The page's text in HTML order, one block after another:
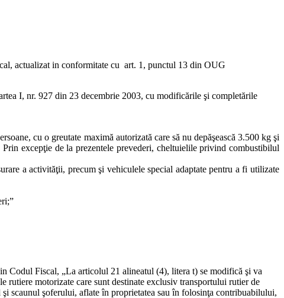
actualizat in conformitate cu art. 1, punctul 13 din OUG
I, nr. 927 din 23 decembrie 2003, cu modificările şi completările
cu o greutate maximă autorizată care să nu depăşească 3.500 kg şi
excepţie de la prezentele prevederi, cheltuielile privind combustibilul
a activităţii, precum şi vehiculele special adaptate pentru a fi utilizate
Codul Fiscal, „La articolul 21 alineatul (4), litera t) se modifică şi va
motorizate care sunt destinate exclusiv transportului rutier de
şi scaunul şoferului, aflate în proprietatea sau în folosinţa contribuabilului,